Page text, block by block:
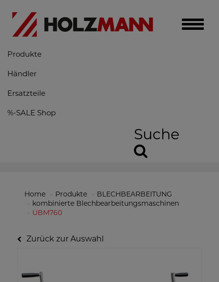
Toggle
Produkte
Händler
Ersatzteile
%-SALE Shop
Suche
Home Produkte
BLECHBEARBEITUNG
kombinierte Blechbearbeitungsmaschinen
UBM760
Zurück zur Auswahl